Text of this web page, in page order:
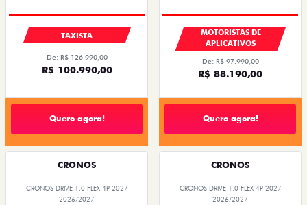
TAXISTA
De: R$ 126.990,00
R$ 100.990,00
Quero agora!
MOTORISTAS DE
APLICATIVOS
De: R$ 97.990,00
R$ 88.190,00
Quero agora!
CRONOS
CRONOS DRIVE 1.0 FLEX 4P 2027
2026/2027
CRONOS
CRONOS DRIVE 1.0 FLEX 4P 2027
2026/2027